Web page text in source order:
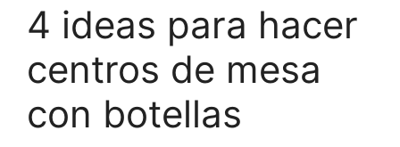
4 ideas para hacer
centros de mesa
con botellas